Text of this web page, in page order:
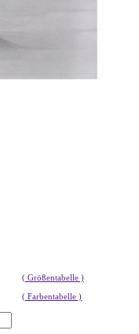
( Größentabelle )
( Farbentabelle )